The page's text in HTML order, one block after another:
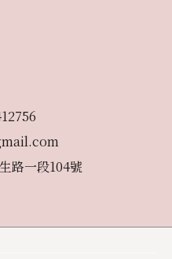
路一段104號